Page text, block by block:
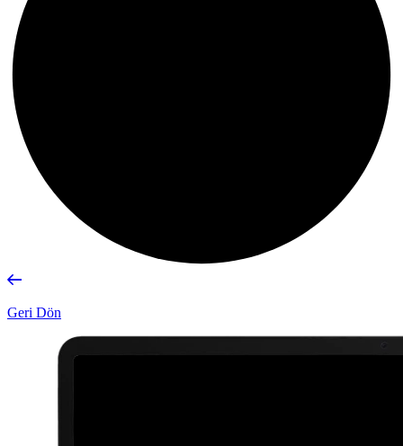
Geri Dön